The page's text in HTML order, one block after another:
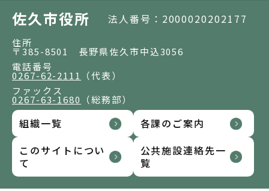
佐久市役所 法人番号：2000020202177
住所
〒385-8501 長野県佐久市中込3056
電話番号
0267-62-2111
（代表）
ファックス
0267-63-1680 （総務部）
組織一覧
各課のご案内
このサイトについ
て
公共施設連絡先一
覧